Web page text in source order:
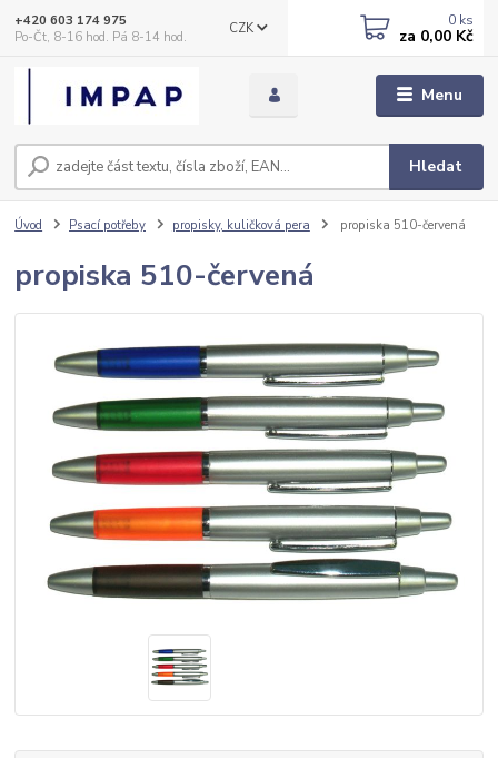
Menu
CZK
Hledat
+420 603 174 975
Po-Čt, 8-16 hod. Pá 8-14 hod.
0 ks
za 0,00 Kč
Úvod Psací potřeby propisky, kuličková pera propiska 510-červená
propiska 510-červená